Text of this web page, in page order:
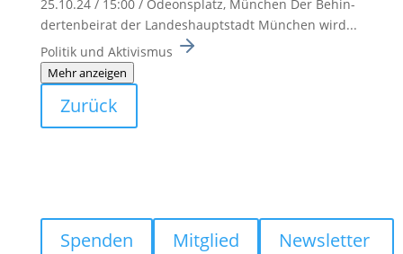
25.10.24 / 15:00 / Odeons­platz, München Der Behin­
der­ten­beirat der Landes­haupt­stadt München wird...
Politik und Aktivismus
Mehr anzeigen
Zurück
Spenden
Mitglied
Newsletter